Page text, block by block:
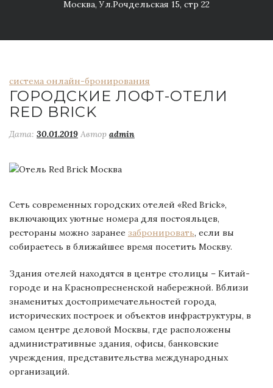
Москва, Ул.Рочдельская 15, стр 22
система онлайн-бронирования
ГОРОДСКИЕ ЛОФТ-ОТЕЛИ
RED BRICK
Дата: 30.01.2019 Автор admin
Сеть современных городских отелей «Red Brick»,
включающих уютные номера для постояльцев,
рестораны можно заранее забронировать, если вы
собираетесь в ближайшее время посетить Москву.
Здания отелей находятся в центре столицы – Китай-
городе и на Краснопресненской набережной. Вблизи
знаменитых достопримечательностей города,
исторических построек и объектов инфраструктуры, в
самом центре деловой Москвы, где расположены
административные здания, офисы, банковские
учреждения, представительства международных
организаций.